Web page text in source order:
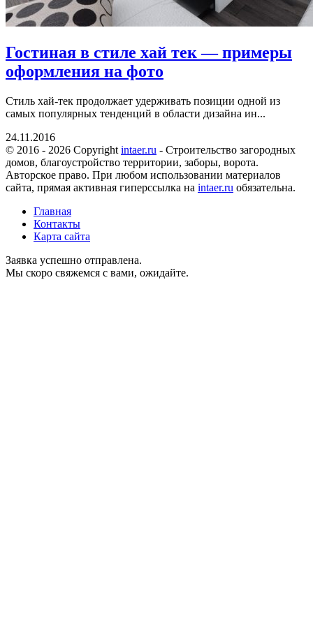
Гостиная в стиле хай тек — примеры
оформления на фото
Стиль хай-тек продолжает удерживать позиции одной из
самых популярных тенденций в области дизайна ин...
24.11.2016
© 2016 - 2026 Copyright intaer.ru - Cтроительство загородных
домов, благоустройство территории, заборы, ворота.
Авторское право. При любом использовании материалов
сайта, прямая активная гиперссылка на intaer.ru обязательна.
Главная
Контакты
Карта сайта
Заявка успешно отправлена.
Мы скоро свяжемся с вами, ожидайте.